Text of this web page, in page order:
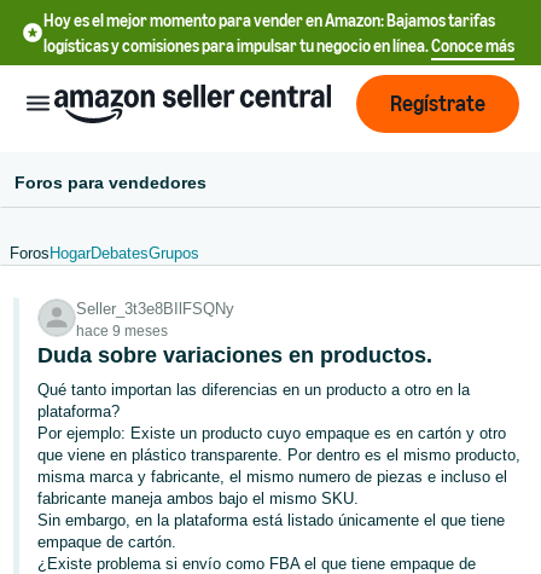
Hoy es el mejor momento para vender en Amazon: Bajamos tarifas
logísticas y comisiones para impulsar tu negocio en línea.Conoce más
FR
中
文
CN
Deutsch
- DE
Regístrate
Foros para vendedores
Foros HogarDebatesGrupos
Seller_3t3e8BIlFSQNy
hace 9 meses
Duda sobre variaciones en productos.
Qué tanto importan las diferencias en un producto a otro en la
plataforma?
Por ejemplo: Existe un producto cuyo empaque es en cartón y otro
que viene en plástico transparente. Por dentro es el mismo producto,
misma marca y fabricante, el mismo numero de piezas e incluso el
fabricante maneja ambos bajo el mismo SKU.
Sin embargo, en la plataforma está listado únicamente el que tiene
empaque de cartón.
¿Existe problema si envío como FBA el que tiene empaque de